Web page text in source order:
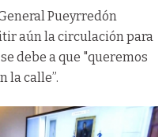
Pueyrredón
aún la circulación para
debe a que "queremos
la calle”.